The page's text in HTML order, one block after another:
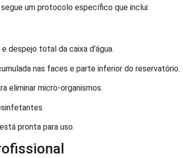
um protocolo específico que inclui:
despejo total da caixa d’água.
nas faces e parte inferior do reservatório.
eliminar micro-organismos.
pronta para uso.